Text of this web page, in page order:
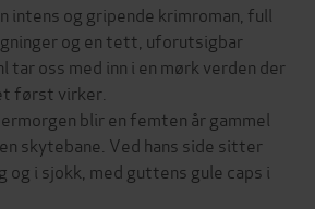
intens og gripende krimroman, full
og en tett, uforutsigbar
tar oss med inn i en mørk verden der
først virker.
blir en femten år gammel
skytebane. Ved hans side sitter
og i sjokk, med guttens gule caps i